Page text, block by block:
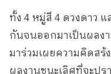
ทั้ง 4 หมู่สี 4 ดวงดาว แ
กันจนออกมาเป็นผลง
มาร่วมเผยความคิดส